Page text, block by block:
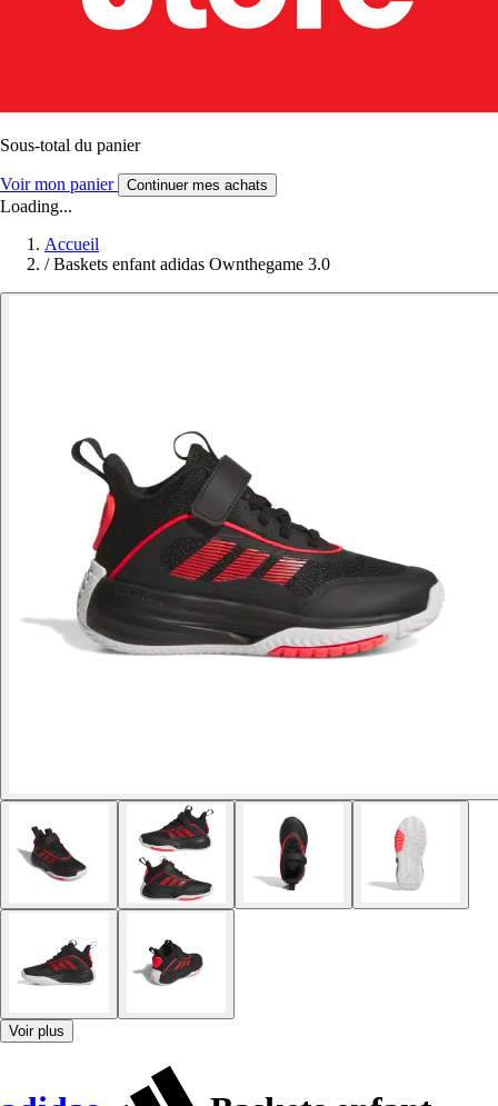
Sous-total du panier
Voir mon panier Continuer mes achats
Loading...
Accueil
/ Baskets enfant adidas Ownthegame 3.0
Voir plus